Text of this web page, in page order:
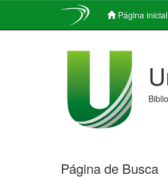
Página inicial
Página de Busca